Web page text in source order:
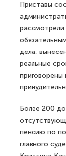
Приставы
рассмотрели
дела,
реальные
Более 200
пенсию по
главного